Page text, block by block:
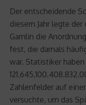
Der entscheidende
diesem Jahr legte
Gamlin die
fest, die damals
war. Statistiker
Zahlenfelder auf
versuchte, um das